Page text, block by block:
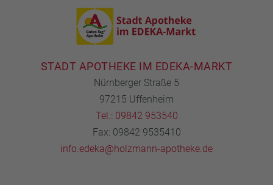
STADT APOTHEKE IM EDEKA-MARKT
Nürnberger Straße 5
97215 Uffenheim
Tel.: 09842 953540
Fax: 09842 9535410
info.edeka@holzmann-apotheke.de